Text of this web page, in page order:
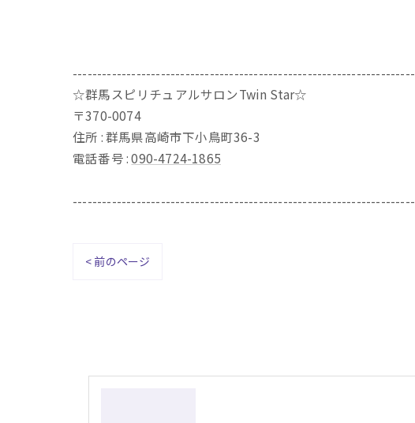
----------------------------------------------------------------------
☆群馬スピリチュアルサロンTwin Star☆
〒370-0074
住所 : 群馬県高崎市下小鳥町36-3
電話番号 :090-4724-1865
----------------------------------------------------------------------
< 前のページ